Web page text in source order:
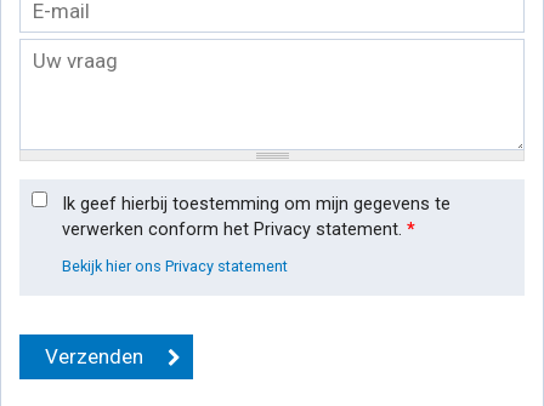
Ik geef hierbij toestemming om mijn gegevens te
verwerken conform het Privacy statement. *
Bekijk hier ons Privacy statement